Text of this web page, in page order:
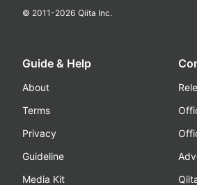
© 2011-2026 Qiita Inc.
Guide & Help
About
Terms
Privacy
Guideline
Media Kit